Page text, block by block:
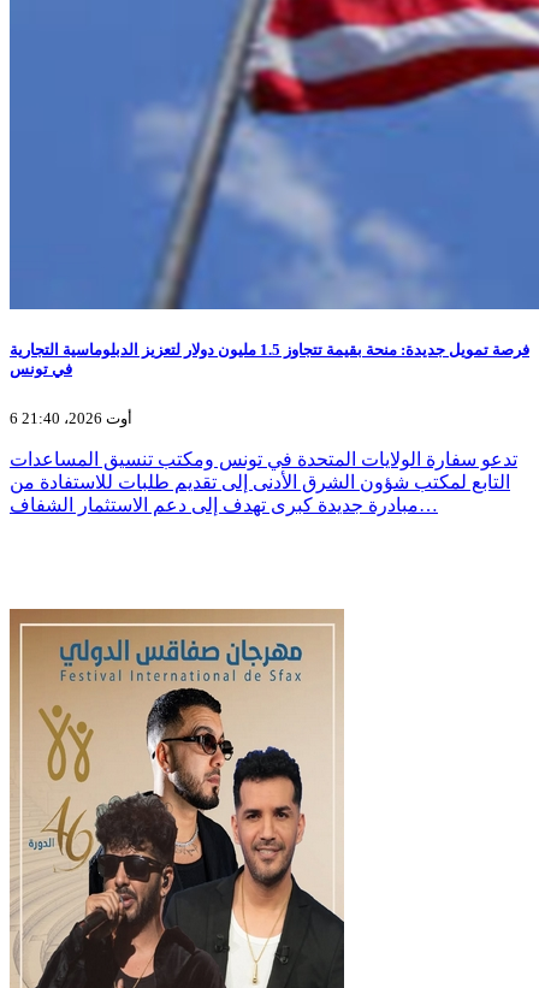
فرصة تمويل جديدة: منحة بقيمة تتجاوز 1.5 مليون دولار لتعزيز الدبلوماسية التجارية
في تونس
6 أوت 2026، 21:40
تدعو سفارة الولايات المتحدة في تونس ومكتب تنسيق المساعدات
التابع لمكتب شؤون الشرق الأدنى إلى تقديم طلبات للاستفادة من
مبادرة جديدة كبرى تهدف إلى دعم الاستثمار الشفاف…